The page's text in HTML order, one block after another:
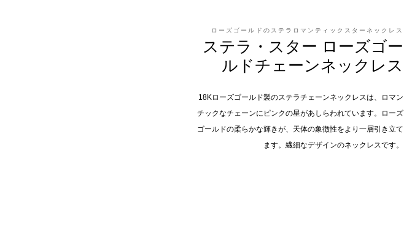
ローズゴールドのステラロマンティックスターネックレス
ステラ・スター ローズゴー
ルドチェーンネックレス
18Kローズゴールド製のステラチェーンネックレスは、ロマン
チックなチェーンにピンクの星があしらわれています。ローズ
ゴールドの柔らかな輝きが、天体の象徴性をより一層引き立て
ます。繊細なデザインのネックレスです。